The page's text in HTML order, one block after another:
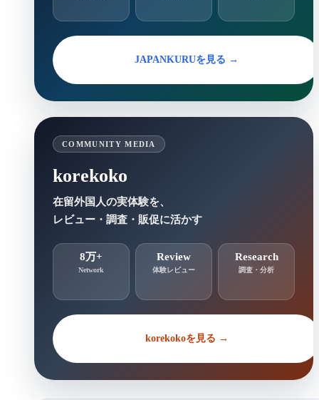
JAPANKURUを見る →
COMMUNITY MEDIA
korekoko
在留外国人の実体験を、
レビュー・調査・販促に活かす
8万+
Network
Review
体験レビュー
Research
調査・分析
korekokoを見る →